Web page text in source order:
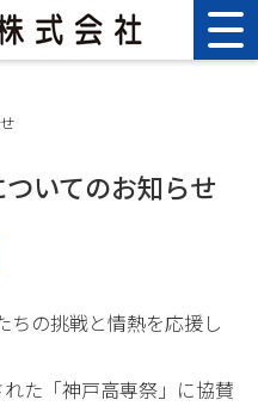
ついてのお知らせ
ちの挑戦と情熱を応援し
た「神戸高専祭」に協賛